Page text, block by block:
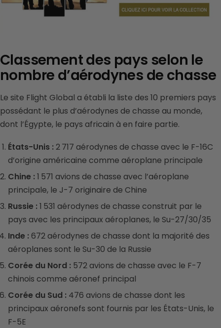
Classement des pays selon le
nombre d’aérodynes de chasse
Le site Flight Global a établi la liste des 10 premiers pays
possédant le plus d’aérodynes de chasse au monde,
dont l’Égypte, le pays africain à en faire partie.
États-Unis : 2 717 aérodynes de chasse avec le F-16C
d’origine américaine comme aéroplane principale
Chine : 1 571 avions de chasse avec l’aéroplane
principale, le J-7 originaire de Chine
Russie : 1 531 aérodynes de chasse construit par le
pays avec les principaux aéroplanes, le Su-27/30/35
Inde : 672 aérodynes de chasse dont la majorité des
aéroplanes sont le Su-30 de la Russie
Corée du Nord : 572 avions de chasse avec le F-7
chinois comme aéronef principal
Corée du Sud : 476 avions de chasse dont les
principaux aéronefs sont fournis par les États-Unis, le
F-5E